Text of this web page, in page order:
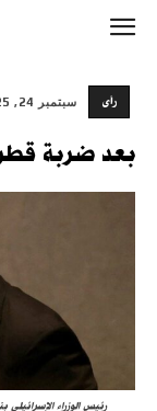
رأى سبتمبر 24, 2025
بعد ضربة
رئيس الوزراء